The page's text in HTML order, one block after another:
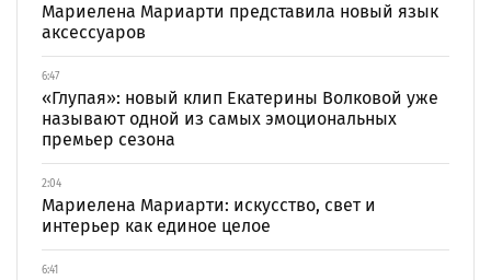
Мариелена Мариарти представила новый язык
аксессуаров
6:47
«Глупая»: новый клип Екатерины Волковой уже
называют одной из самых эмоциональных
премьер сезона
2:04
Мариелена Мариарти: искусство, свет и
интерьер как единое целое
6:41